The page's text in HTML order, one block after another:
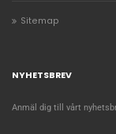
Sitemap
NYHETSBREV
Anmäl dig till vårt